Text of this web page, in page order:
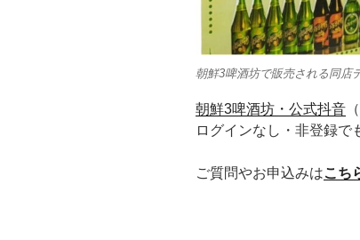
朝鮮3啤酒坊で販売される同店
朝鮮3啤酒坊・公式抖音
ログインなし・非登録で
ご質問やお申込みはこち